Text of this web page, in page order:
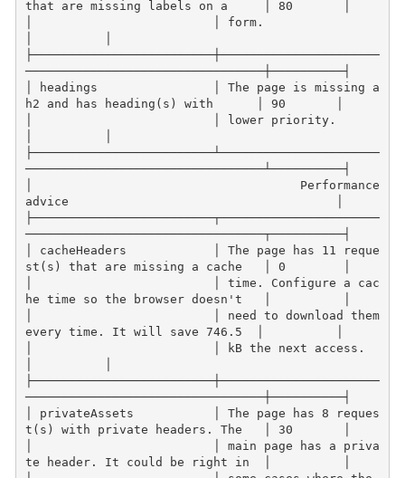
that are missing labels on a     │ 80       │
│                         │ form.
├─────────────────────────┼──────────────────────
─────────────────────────────────┼──────────┤
│ headings                │ The page is missing a
h2 and has heading(s) with      │ 90       │
│                         │ lower priority.
├─────────────────────────┴──────────────────────
─────────────────────────────────┴──────────┤
│                                     Performance
advice                                     │
├─────────────────────────┬──────────────────────
─────────────────────────────────┬──────────┤
│ cacheHeaders            │ The page has 11 reque
st(s) that are missing a cache   │ 0        │
│                         │ time. Configure a cac
he time so the browser doesn't   │          │
│                         │ need to download them
every time. It will save 746.5  │          │
│                         │ kB the next access.
├─────────────────────────┼──────────────────────
─────────────────────────────────┼──────────┤
│ privateAssets           │ The page has 8 reques
t(s) with private headers. The   │ 30       │
│                         │ main page has a priva
te header. It could be right in  │          │